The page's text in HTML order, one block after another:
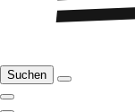
Suchen